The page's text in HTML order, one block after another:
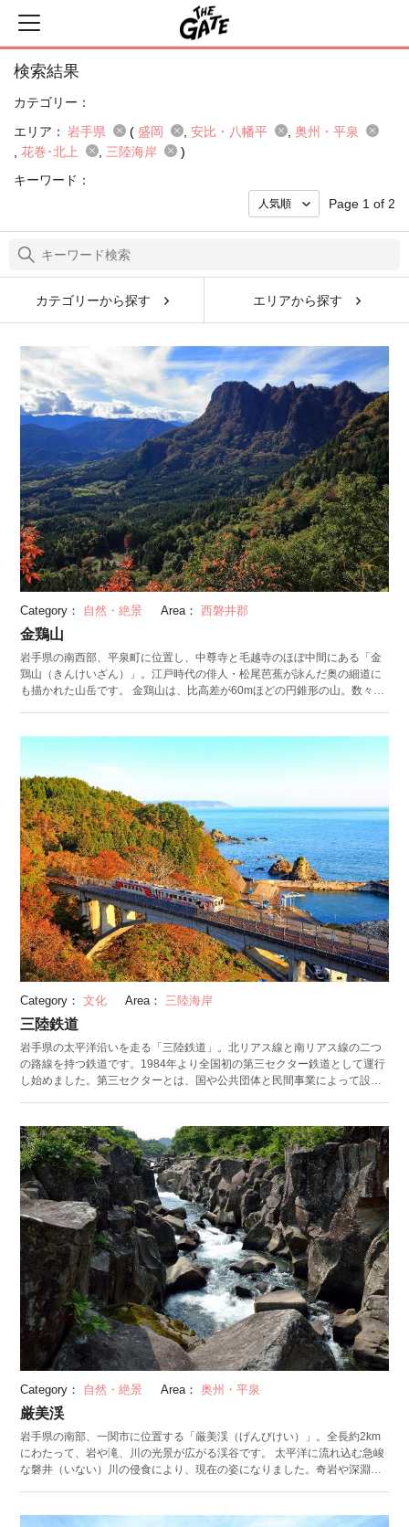
検索結果
カテゴリー：
エリア： 岩手県 ( 盛岡 安比・八幡平
奥州・平泉
花巻･北上
三陸海岸
)
キーワード：
Page 1 of 2
カテゴリーから探す エリアから探す
Category： 自然・絶景 Area： 西磐井郡
金鶏山
岩手県の南西部、平泉町に位置し、中尊寺と毛越寺のほぼ中間にある「金
鶏山（きんけいざん）」。江戸時代の俳人・松尾芭蕉が詠んだ奥の細道に
も描かれた山岳です。 金鶏山は、比高差が60mほどの円錐形の山。数々の
午線を基準として建築されているのも特徴のひとつです。 周辺に建つ中尊
参拝者で賑わいをみせます。
Category： 文化 Area： 三陸海岸
三陸鉄道
岩手県の太平洋沿いを走る「三陸鉄道」。北リアス線と南リアス線の二つ
の路線を持つ鉄道です。1984年より全国初の第三セクター鉄道として運行
し始めました。第三セクターとは、国や公共団体と民間事業によって設立
災により被災しましたが、復興のシンボルとして2014年に復活しました。
現在は被災地を、直接見て・聞いて・感じる「震災学習列車」の運行もさ
れています。
Category： 自然・絶景 Area： 奥州・平泉
厳美渓
岩手県の南部、一関市に位置する「厳美渓（げんびけい）」。全長約2km
にわたって、岩や滝、川の光景が広がる渓谷です。 太平洋に流れ込む急峻
な磐井（いない）川の侵食により、現在の姿になりました。奇岩や深淵な
ぶ団子」。注文をすると、谷にかけられたロープをつたって団子が空を飛